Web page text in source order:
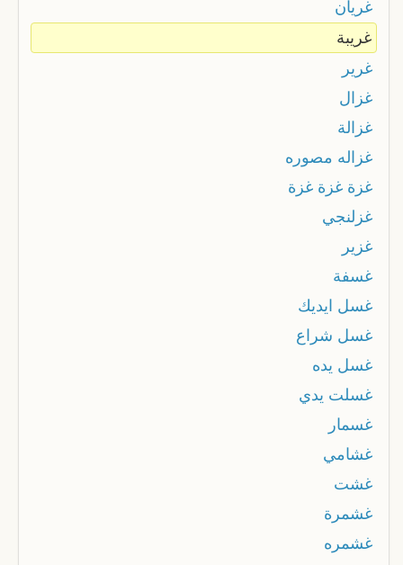
غريان
غريبة
غرير
غزال
غزالة
غزاله مصوره
غزة غزة غزة
غزلنجي
غزير
غسفة
غسل ايديك
غسل شراع
غسل يده
غسلت يدي
غسمار
غشامي
غشت
غشمرة
غشمره